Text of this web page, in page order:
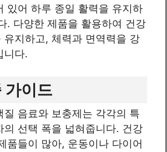
있어 하루 종일 활력을 유지하
. 다양한 제품을 활용하여 건강
유지하고, 체력과 면역력을 강
니다.
가이드
질 음료와 보충제는 각각의 특
의 선택 폭을 넓혀줍니다. 건강
품들이 많아, 운동이나 다이어